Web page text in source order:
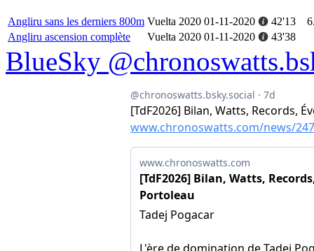
Angliru sans les derniers 800m Vuelta 2020 01-11-2020 42'13
Angliru ascension complète
Vuelta 2020 01-11-2020 43'38
BlueSky